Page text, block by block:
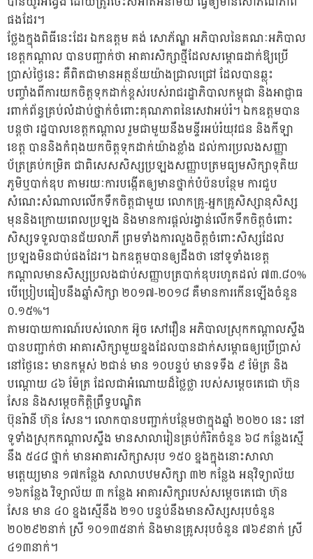
ផងដែរ។
ថ្លែងក្នុងពិធីនេះដែរ ឯកឧត្តម គង់ សោភ័ណ្ឌ អភិបាលនៃគណៈអភិបាល
ខេត្តកណ្ដាល បានបញ្ជាក់ថា អាគារសិក្សាថ្មីដែលសម្ពោធដាក់ឱ្យប្រើ
ប្រាស់ថ្ងៃនេះ គឺពិតជាមានអត្ថន័យយ៉ាងជ្រាលជ្រៅ ដែលបានឆ្លុះ
បញ្ចាំងពីការយកចិត្តទុកដាក់ខ្ពស់របស់រាជរដ្ឋាភិបាលកម្ពុជា និងអាជ្ញាធ
រពាក់ព័ន្ធគ្រប់លំដាប់ថ្នាក់ចំពោះគុណភាពនៃសេវាអប់រំ។ ឯកឧត្តមបាន
បន្តថា រដ្ឋបាលខេត្តកណ្ដាល រួមជាមួយនឹងមន្ទីរអប់រំយុវជន និងកីឡា
ខេត្ត បាននិងកំពុងយកចិត្តទុកដាក់យ៉ាងខ្លាំង ដល់ការប្រលងសញ្ញា
ប័ត្រគ្រប់កម្រិត ជាពិសេសសិស្សប្រឡងសញ្ញាបត្រមធ្យមសិក្សាទុតិយ
ភូមិឬបាក់ឌុប តាមរយៈការបង្កើតឲ្យមានថ្នាក់បំប៉នបន្ថែម ការជួប
សំណេះសំណាលលើកទឹកចិត្តជាមួយ លោកគ្រូ-អ្នកគ្រូសិស្សានុសិស្ស
មុននិងក្រោយពេលប្រឡង និងមានការផ្ដល់រង្វាន់លើកទឹកចិត្តចំពោះ
សិស្សទទួលបានជ័យលាភី ព្រមទាំងការលួងចិត្តចំពោះសិស្សដែល
ប្រឡងមិនជាប់ផងដែរ។ ឯកឧត្តមបានឲ្យដឹងថា នៅទូទាំងខេត្ត
កណ្ដាលមានសិស្សប្រលងជាប់សញ្ញាបត្របាក់ឌុបរហូតដល់ ៧៣.៨០%
បើប្រៀបធៀបនឹងឆ្នាំសិក្សា ២០១៧-២០១៨ គឺមានការកើនឡើងចំនួន
០.១៥%។
តាមរបាយការណ៍របស់លោក អ៊ូច សៅវឿន អភិបាលស្រុកកណ្ដាលស្ទឹង
បានបញ្ជាក់ថា អាគារសិក្សាមួយខ្នងដែលបានដាក់សម្ពោធឲ្យប្រើប្រាស់
នៅថ្ងៃនេះ មានកម្ពស់ ២ជាន់ មាន ១០បន្ទប់ មានទទឹង ៩ ម៉ែត្រ និង
បណ្ដោយ ៤៦ ម៉ែត្រ ដែលជាអំណោយដ៏ថ្លៃថ្លា របស់សម្ដេចតេជោ ហ៊ុន
សែន និងសម្ដេចកិត្តិព្រឹទ្ធបណ្ឌិត
ប៊ុនរ៉ានី ហ៊ុន សែន។ លោកបានបញ្ជាក់បន្ថែមថាក្នុងឆ្នាំ ២០២០ នេះ នៅ
ទូទាំងស្រុកកណ្តាលស្ទឹង មានសាលារៀនគ្រប់កំរិតចំនួន ៦៨ កន្លែងស្មើ
នឹង ៥៤៨ ថ្នាក់ មានអាគារសិក្សាសរុប ១៥០ ខ្នងក្នុងនោះសាលា
មត្តេយ្យមាន ១៧កន្លែង សាលាបឋមសិក្សា ៣២ កន្លែង អនុវិទ្យាល័យ
១៦កន្លែង វិទ្យាល័យ ៣ កន្លែង អាគារសិក្សារបស់សម្ដេចតេជោ ហ៊ុន
សែន មាន ៤០ ខ្នងស្មើនឹង ២១០ បន្ទប់នឹងមានសិស្សសរុបចំនួន
២០២៩២នាក់ ស្រី ១០១៣៥នាក់ និងមានគ្រូសរុបចំនួន ៧៦៩នាក់ ស្រី
៤១៣នាក់។